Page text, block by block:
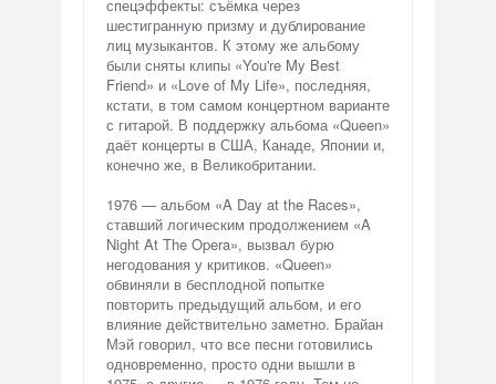
спецэффекты: съёмка через
шестигранную призму и дублирование
лиц музыкантов. К этому же альбому
были сняты клипы «You're My Best
Friend» и «Love of My Life», последняя,
кстати, в том самом концертном варианте
с гитарой. В поддержку альбома «Queen»
даёт концерты в США, Канаде, Японии и,
конечно же, в Великобритании.
1976 — альбом «A Day at the Races»,
ставший логическим продолжением «A
Night At The Opera», вызвал бурю
негодования у критиков. «Queen»
обвиняли в бесплодной попытке
повторить предыдущий альбом, и его
влияние действительно заметно. Брайан
Мэй говорил, что все песни готовились
одновременно, просто одни вышли в